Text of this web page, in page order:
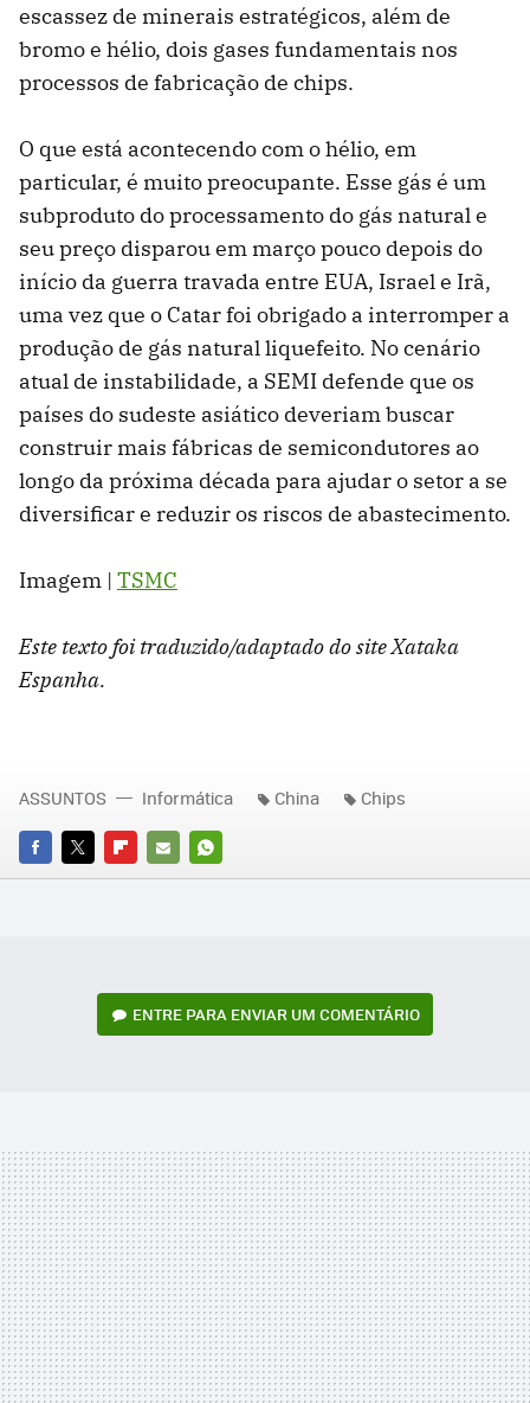
escassez de minerais estratégicos, além de
bromo e hélio, dois gases fundamentais nos
processos de fabricação de chips.
O que está acontecendo com o hélio, em
particular, é muito preocupante. Esse gás é um
subproduto do processamento do gás natural e
seu preço disparou em março pouco depois do
início da guerra travada entre EUA, Israel e Irã,
uma vez que o Catar foi obrigado a interromper a
produção de gás natural liquefeito. No cenário
atual de instabilidade, a SEMI defende que os
países do sudeste asiático deveriam buscar
construir mais fábricas de semicondutores ao
longo da próxima década para ajudar o setor a se
diversificar e reduzir os riscos de abastecimento.
Imagem | TSMC
Este texto foi traduzido/adaptado do site Xataka
Espanha.
FACEBOOK
TWITTERFLIPBOARD
E-
WHATSAPP
ASSUNTOS Informática China Chips
ENTRE PARA ENVIAR UM COMENTÁRIO